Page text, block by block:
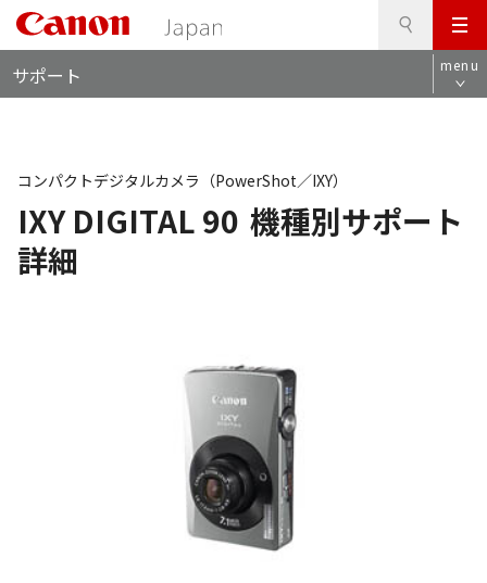
メ
ニ
ュ
サポート menu
IXY DIGITAL 90 機種別サポート
詳細
コンパクトデジタルカメラ（PowerShot／IXY）